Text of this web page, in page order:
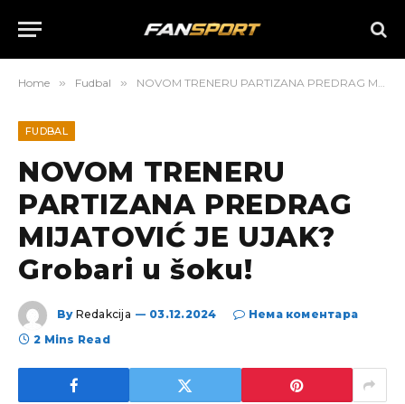
Home » Fudbal » NOVOM TRENERU PARTIZANA PREDRAG MIJATOVIĆ JE UJAK? Grobari u šoku!
FUDBAL
NOVOM TRENERU
PARTIZANA PREDRAG
MIJATOVIĆ JE UJAK?
Grobari u šoku!
By Redakcija 03.12.2024
Нема коментара
2 Mins Read